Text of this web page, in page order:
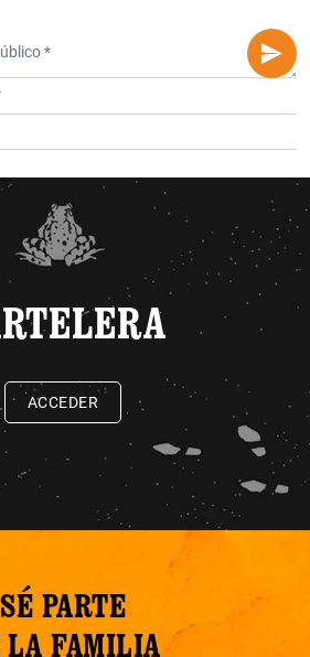
ACCEDER
SÉ PARTE
LA FAMILIA